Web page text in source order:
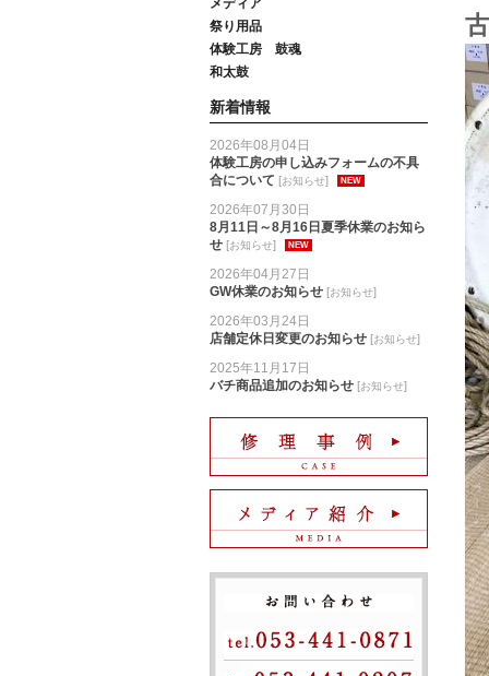
メディア
祭り用品
体験工房 鼓魂
和太鼓
新着情報
2026年08月04日
体験工房の申し込みフォームの不具
合について [お知らせ] NEW
2026年07月30日
8月11日～8月16日夏季休業のお知ら
せ [お知らせ] NEW
2026年04月27日
GW休業のお知らせ [お知らせ]
2026年03月24日
店舗定休日変更のお知らせ [お知らせ]
2025年11月17日
バチ商品追加のお知らせ [お知らせ]